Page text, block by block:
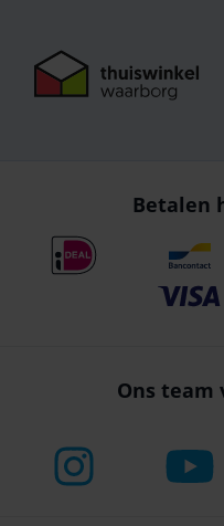
Betalen
Ons team